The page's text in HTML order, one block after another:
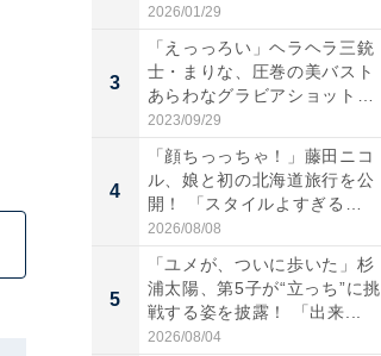
感...
2026/01/29
3
「えっっろい」ヘラヘラ三銃
士・まりな、圧巻の美バスト
あらわなグラビアショット公
開...
2023/09/29
4
「顔ちっっちゃ！」藤田ニコ
ル、娘と初の北海道旅行を公
開！ 「スタイルよすぎる
よ〜...
2026/08/08
5
「ユメが、ついに歩いた」杉
浦太陽、第5子が“立っち”に挑
戦する姿を披露！ 「出来...
2026/08/04